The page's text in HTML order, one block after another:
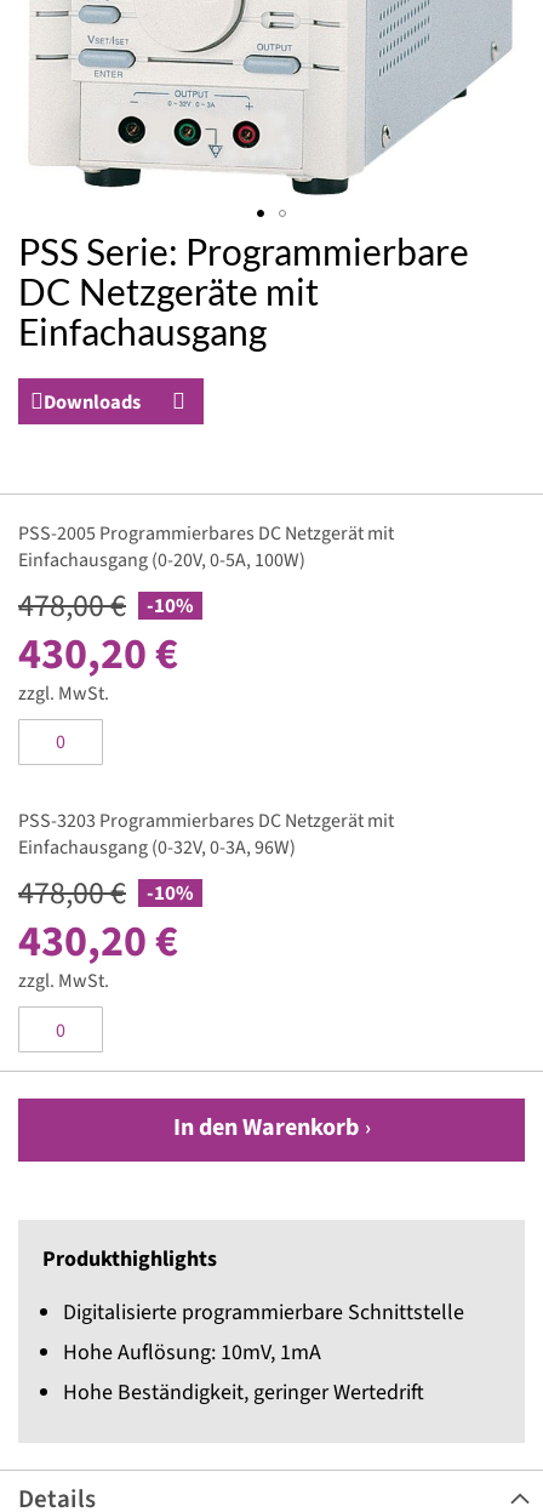
PSS Serie: Programmierbare
DC Netzgeräte mit
Einfachausgang
Downloads
Produkte
PSS-2005 Programmierbares DC Netzgerät mit
Einfachausgang (0-20V, 0-5A, 100W)
478,00 € -10%
430,20 €
zzgl. MwSt.
PSS-3203 Programmierbares DC Netzgerät mit
Einfachausgang (0-32V, 0-3A, 96W)
478,00 € -10%
430,20 €
zzgl. MwSt.
In den Warenkorb
Produkthighlights
Digitalisierte programmierbare Schnittstelle
Hohe Auflösung: 10mV, 1mA
Hohe Beständigkeit, geringer Wertedrift
Zum
Anfang
der
Bildergalerie
springen
Details